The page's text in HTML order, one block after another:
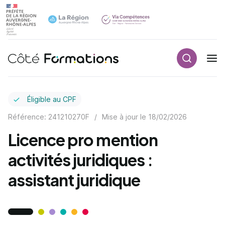
Navigation principale
Éligible au CPF
Référence: 241210270F / Mise à jour le 18/02/2026
Licence pro mention
activités juridiques :
assistant juridique